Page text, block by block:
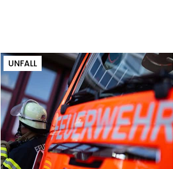
UNFALL